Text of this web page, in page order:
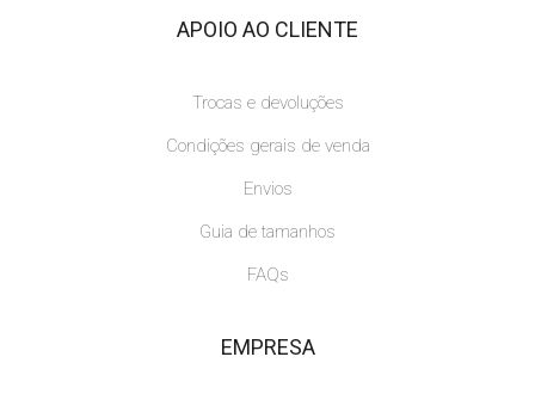
APOIO AO CLIENTE
Trocas e devoluções
Condições gerais de venda
Envios
Guia de tamanhos
FAQs
EMPRESA